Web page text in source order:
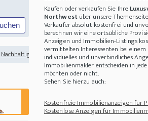
Auswandern nach Italien - Eine wirklich gute Idee+++
Kaufen oder verkaufen Sie Ihre
Northwestüber unsere
Verkäufer absolut kostenfrei und
berechnen wir eine ortsübliche
Anzeigen und Immobilien-Listings
vermittelten Interessenten bei einem
individuelles und unverbindliches
Immobilienmakler entscheiden in
möchten oder nicht.
Sehen Sie hierzu auch:
Kostenfreie Immobilienanzeigen für
Kostenlose Anzeigen für